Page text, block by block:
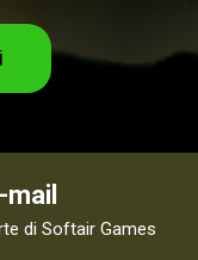
di Softair Games